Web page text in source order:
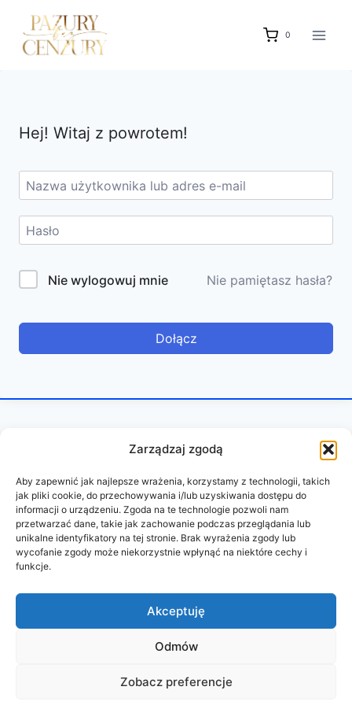
Zarządzaj zgodą
Aby zapewnić jak najlepsze wrażenia, korzystamy z technologii, takich
jak pliki cookie, do przechowywania i/lub uzyskiwania dostępu do
informacji o urządzeniu. Zgoda na te technologie pozwoli nam
przetwarzać dane, takie jak zachowanie podczas przeglądania lub
unikalne identyfikatory na tej stronie. Brak wyrażenia zgody lub
wycofanie zgody może niekorzystnie wpłynąć na niektóre cechy i
funkcje.
Akceptuję
Odmów
Zobacz preferencje
treści
0
Hej! Witaj z powrotem!
Nie wylogowuj mnie Nie pamiętasz hasła?
Dołącz
REGULAMIN POLITYKA PRYWATNOŚCI